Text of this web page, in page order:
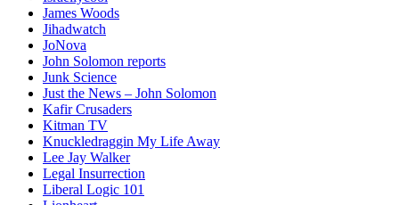
James Woods
Jihadwatch
JoNova
John Solomon reports
Junk Science
Just the News – John Solomon
Kafir Crusaders
Kitman TV
Knuckledraggin My Life Away
Lee Jay Walker
Legal Insurrection
Liberal Logic 101